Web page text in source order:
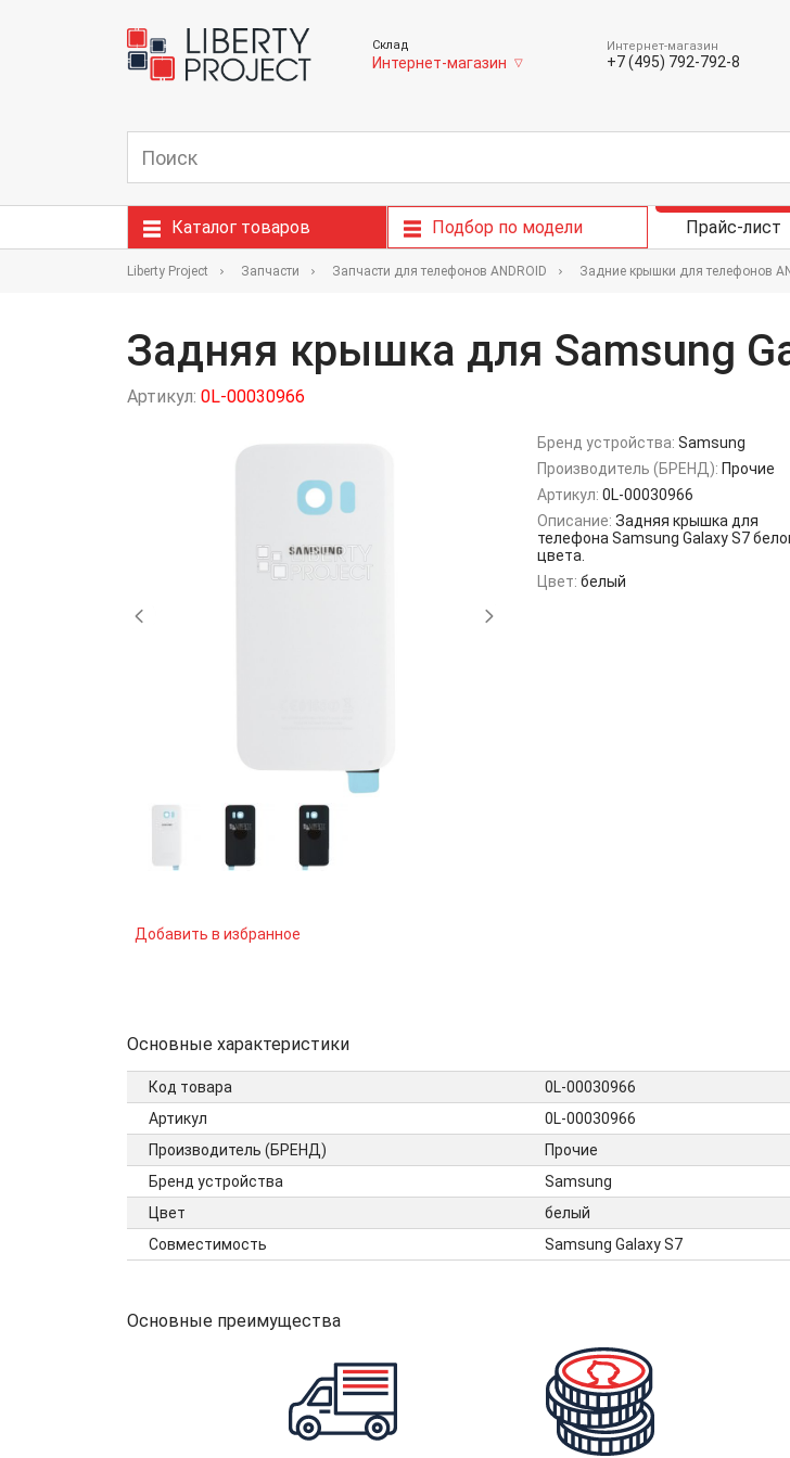
Склад
Интернет-магазин ▽
Интернет-магазин
+7 (495) 792-792-8
Каталог товаров Подбор по модели Прайс-лист
Liberty Project Запчасти Запчасти для телефонов ANDROID Задние крышки для телефонов
Задняя крышка для Samsung
Артикул: 0L-00030966
Добавить в избранное
Бренд устройства: Samsung
Производитель (БРЕНД): Прочие
Артикул: 0L-00030966
Описание: Задняя крышка для
телефона Samsung Galaxy S7
цвета.
Цвет: белый
Основные характеристики
Код товара
0L-00030966
Артикул
0L-00030966
Производитель (БРЕНД)
Прочие
Бренд устройства
Samsung
Цвет
белый
Совместимость
Samsung Galaxy S7
Основные преимущества